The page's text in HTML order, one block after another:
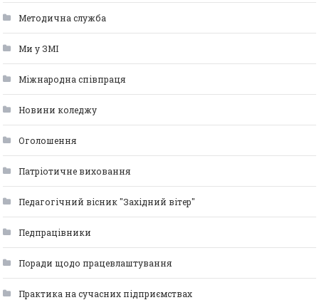
Методична служба
Ми у ЗМІ
Міжнародна співпраця
Новини коледжу
Оголошення
Патріотичне виховання
Педагогічний вісник "Західний вітер"
Педпрацівники
Поради щодо працевлаштування
Практика на сучасних підприємствах